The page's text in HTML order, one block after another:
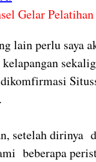
Gelar
lain perlu saya
setelah dirinya
beberapa